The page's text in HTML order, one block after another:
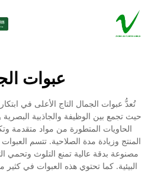
عبوات
تُعدُّ عبوات الجمال التاج الأعلى في
حيث تجمع بين الوظيفة والجاذبية
الحاويات المتطورة من مواد متقدمة
المنتج وزيادة مدة الصلاحية. تتسم
مصنوعة بدقة عالية تمنع التلوث وتحمي
البيئية. كما تحتوي هذه العبوات في